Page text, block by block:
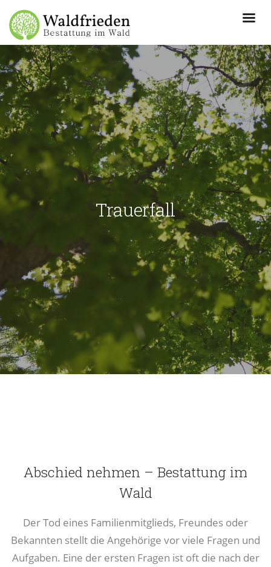
Trauerfall
Abschied nehmen – Bestattung im
Wald
Der Tod eines Familienmitglieds, Freundes oder
Bekannten stellt die Angehörige vor viele Fragen und
Aufgaben. Eine der ersten Fragen ist oft die nach der